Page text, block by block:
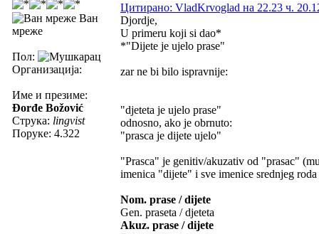
Ван
мреже
Пол:
Организација:
Име и презиме:
Đorđe Božović
Струка: lingvist
Поруке: 4.322
Цитирано: VladKrvoglad на 22.23 ч.
Djordje,
U primeru koji si dao*
*"Dijete je ujelo prase"
zar ne bi bilo ispravnije:
"djeteta je ujelo prase"
odnosno, ako je obrnuto:
"prasca je dijete ujelo"
"Prasca" je genitiv/akuzativ od "prasac"
imenica "dijete" i sve imenice srednjeg
Nom. prase / dijete
Gen. praseta / djeteta
Akuz. prase / dijete